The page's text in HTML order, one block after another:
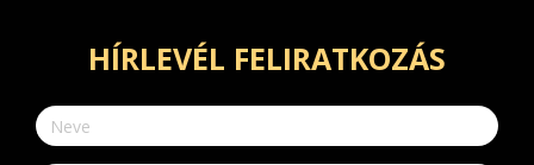
HÍRLEVÉL FELIRATKOZÁS